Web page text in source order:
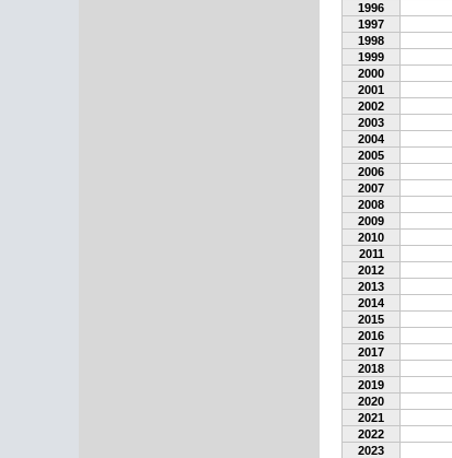
1996
1997
1998
1999
2000
2001
2002
2003
2004
2005
2006
2007
2008
2009
2010
2011
2012
2013
2014
2015
2016
2017
2018
2019
2020
2021
2022
2023